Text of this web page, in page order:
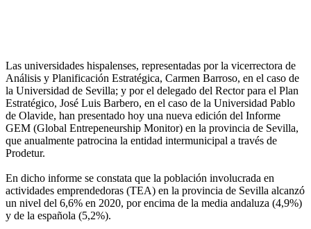
Las universidades hispalenses, representadas por la vicerrectora de
Análisis y Planificación Estratégica, Carmen Barroso, en el caso de
la Universidad de Sevilla; y por el delegado del Rector para el Plan
Estratégico, José Luis Barbero, en el caso de la Universidad Pablo
de Olavide, han presentado hoy una nueva edición del Informe
GEM (Global Entrepeneurship Monitor) en la provincia de Sevilla,
que anualmente patrocina la entidad intermunicipal a través de
Prodetur.
En dicho informe se constata que la población involucrada en
actividades emprendedoras (TEA) en la provincia de Sevilla alcanzó
un nivel del 6,6% en 2020, por encima de la media andaluza (4,9%)
y de la española (5,2%).